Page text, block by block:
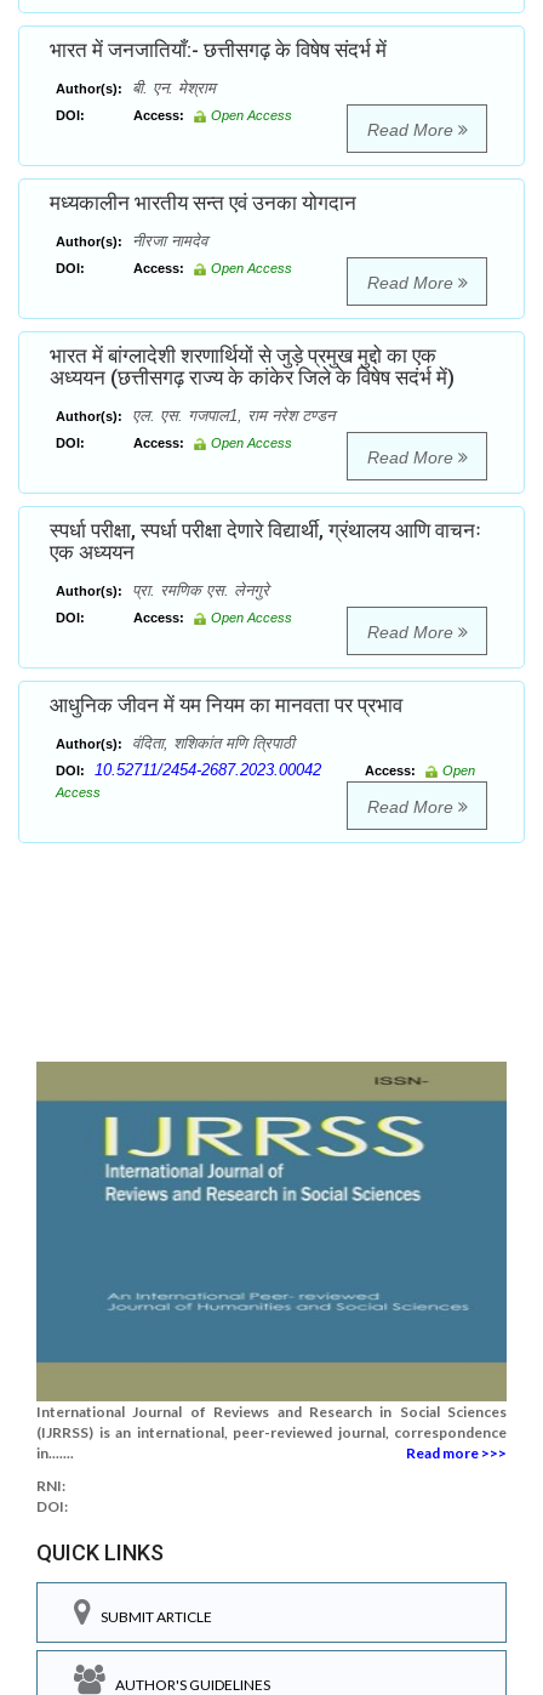
भारत में जनजातियाँ:- छत्तीसगढ़ के विषेष संदर्भ में
Author(s): बी. एन. मेश्राम
DOI: Access: Open Access
Read More
मध्यकालीन भारतीय सन्त एवं उनका योगदान
Author(s): नीरजा नामदेव
DOI: Access: Open Access
Read More
भारत में बांग्लादेशी शरणार्थियों से जुड़े प्रमुख मुद्दो का एक
अध्ययन (छत्तीसगढ़ राज्य के कांकेर जिले के विषेष सदंर्भ में)
Author(s): एल. एस. गजपाल1, राम नरेश टण्डन
DOI: Access: Open Access
Read More
स्पर्धा परीक्षा, स्पर्धा परीक्षा देणारे विद्यार्थी, ग्रंथालय आणि वाचनः
एक अध्ययन
Author(s): प्रा. रमणिक एस. लेनगुरे
DOI: Access: Open Access
Read More
आधुनिक जीवन में यम नियम का मानवता पर प्रभाव
Author(s): वंदिता, शशिकांत मणि त्रिपाठी
DOI: 10.52711/2454-2687.2023.00042 Access:
Open
Access
Read More
International Journal of Reviews and Research in Social Sciences
(IJRRSS) is an international, peer-reviewed journal, correspondence
in.......
Read more >>>
RNI:
DOI:
QUICK LINKS
SUBMIT ARTICLE
AUTHOR'S GUIDELINES